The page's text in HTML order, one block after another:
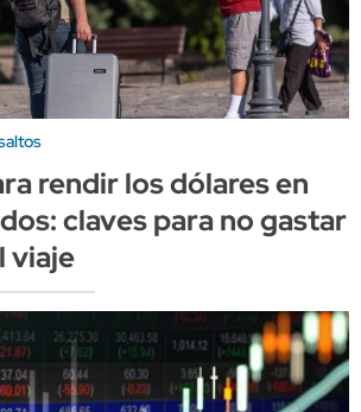
rendir los dólares en
claves para no gastar
viaje